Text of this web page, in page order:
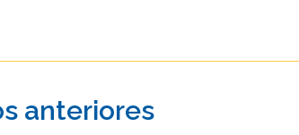
Avanzados en Educación
anteriores